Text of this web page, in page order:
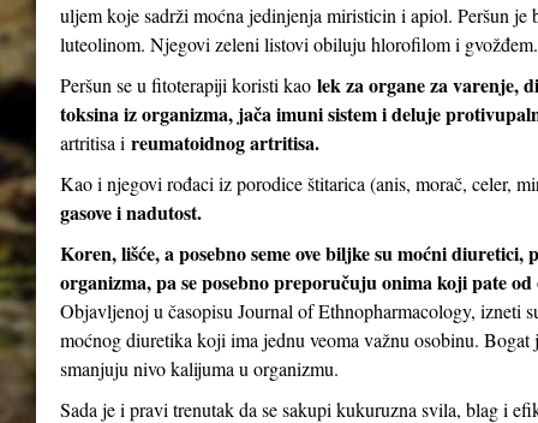
uljem koje sadrži moćna jedinjenja miristicin i apiol. Peršun
luteolinom. Njegovi zeleni listovi obiluju hlorofilom i gvožđem.
Peršun se u fitoterapiji koristi kao lek za organe za varenje,
toksina iz organizma, jača imuni sistem i deluje
artritisa i reumatoidnog artritisa.
Kao i njegovi rođaci iz porodice štitarica (anis, morač, celer,
gasove i nadutost.
Koren, lišće, a posebno seme ove biljke su moćni diuretici,
organizma, pa se posebno preporučuju onima koji pate
Objavljenoj u časopisu Journal of Ethnopharmacology, izneti
moćnog diuretika koji ima jednu veoma važnu osobinu.
smanjuju nivo kalijuma u ​​organizmu.
Sada je i pravi trenutak da se sakupi kukuruzna svila, blag i